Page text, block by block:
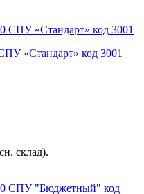
«Стандарт» код 3001
склад).